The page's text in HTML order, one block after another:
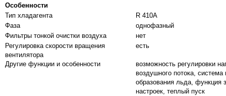
Особенности
Тип хладагента
R 410A
Фаза
однофазный
Фильтры тонкой очистки воздуха
нет
Регулировка скорости вращения
вентилятора
есть
Другие функции и особенности
возможность регулировки
воздушного потока, система
образования льда, функция
настроек, теплый пуск